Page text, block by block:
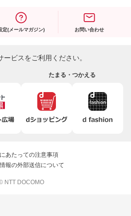
定(メールマガジン) お問い合わせ
ービスをご利用ください。
たまる・つかえる
あたっての注意事項
報の外部送信について
NTT DOCOMO